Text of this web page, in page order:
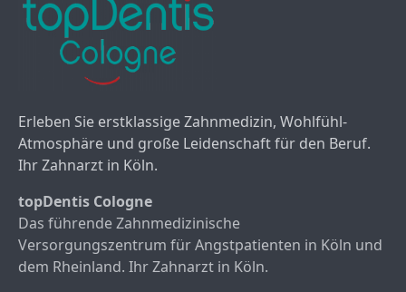
Erleben Sie erstklassige Zahnmedizin, Wohlfühl-
Atmosphäre und große Leidenschaft für den Beruf.
Ihr Zahnarzt in Köln.
topDentis Cologne
Das führende Zahnmedizinische
Versorgungszentrum für Angstpatienten in Köln und
dem Rheinland. Ihr Zahnarzt in Köln.